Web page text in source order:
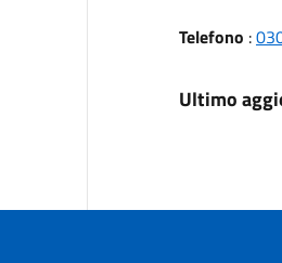
Telefono :
Ultimo